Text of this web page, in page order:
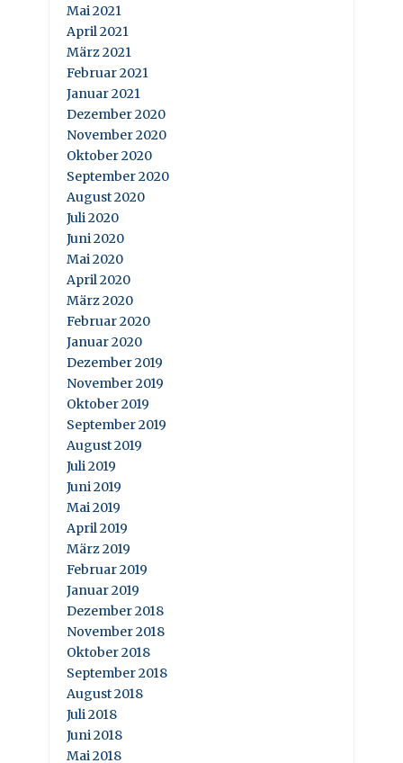
Mai 2021
April 2021
März 2021
Februar 2021
Januar 2021
Dezember 2020
November 2020
Oktober 2020
September 2020
August 2020
Juli 2020
Juni 2020
Mai 2020
April 2020
März 2020
Februar 2020
Januar 2020
Dezember 2019
November 2019
Oktober 2019
September 2019
August 2019
Juli 2019
Juni 2019
Mai 2019
April 2019
März 2019
Februar 2019
Januar 2019
Dezember 2018
November 2018
Oktober 2018
September 2018
August 2018
Juli 2018
Juni 2018
Mai 2018